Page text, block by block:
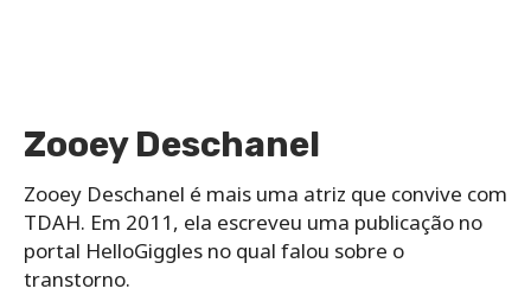
Zooey Deschanel
Zooey Deschanel é mais uma atriz que convive com
TDAH. Em 2011, ela escreveu uma publicação no
portal HelloGiggles no qual falou sobre o
transtorno.